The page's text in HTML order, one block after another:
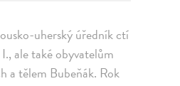
uherský úředník ctí
ale také obyvatelům
a tělem Bubeňák. Rok